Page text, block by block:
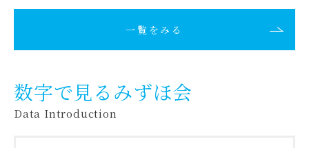
一覧をみる
数字で見るみずほ会
Data Introduction